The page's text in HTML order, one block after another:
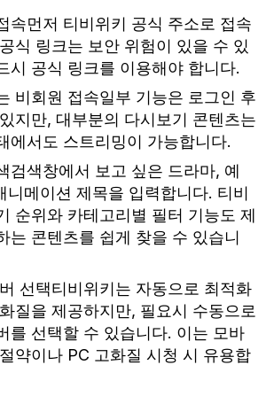
속먼저 티비위키 공식 주소로 접속
식 링크는 보안 위험이 있을 수 있
시 공식 링크를 이용해야 합니다.
비회원 접속일부 기능은 로그인 후
지만, 대부분의 다시보기 콘텐츠는
에서도 스트리밍이 가능합니다.
검색창에서 보고 싶은 드라마, 예
니메이션 제목을 입력합니다. 티비
순위와 카테고리별 필터 기능도 제
는 콘텐츠를 쉽게 찾을 수 있습니
선택티비위키는 자동으로 최적화
질을 제공하지만, 필요시 수동으로
를 선택할 수 있습니다. 이는 모바
약이나 PC 고화질 시청 시 유용합